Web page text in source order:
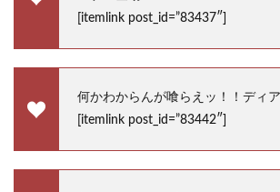
[itemlink post_id=”83437″]
何かわからんが喰らえッ！！ディ
[itemlink post_id=”83442″]